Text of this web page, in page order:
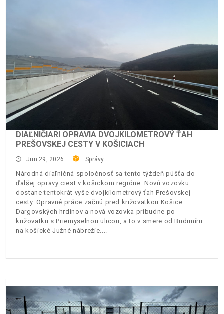
DIAĽNIČIARI OPRAVIA DVOJKILOMETROVÝ ŤAH
PREŠOVSKEJ CESTY V KOŠICIACH
Jun 29, 2026 Správy
Národná diaľničná spoločnosť sa tento týždeň púšťa do
ďalšej opravy ciest v košickom regióne. Novú vozovku
dostane tentokrát vyše dvojkilometrový ťah Prešovskej
cesty. Opravné práce začnú pred križovatkou Košice –
Dargovských hrdinov a nová vozovka pribudne po
križovatku s Priemyselnou ulicou, a to v smere od Budimíru
na košické Južné nábrežie.